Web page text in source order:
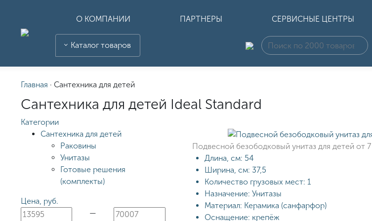
О КОМПАНИИ ПАРТНЕРЫ СЕРВИСНЫЕ ЦЕНТРЫ
Каталог товаров
Главная · Сантехника для детей
Сантехника для детей Ideal Standard
Категории
Сантехника для детей
Раковины
Унитазы
Готовые решения
(комплекты)
Цена, руб.
—
Подвесной безободковый унитаз для детей от
Длина, см: 54
Ширина, см: 37,5
Количество грузовых мест: 1
Назначение: Унитазы
Материал: Керамика (санфарфор)
Оснащение: крепёж